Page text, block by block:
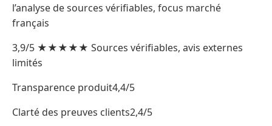
l’analyse de sources vérifiables, focus marché
français
3,9/5 ★★★★★ Sources vérifiables, avis externes
limités
Transparence produit4,4/5
Clarté des preuves clients2,4/5